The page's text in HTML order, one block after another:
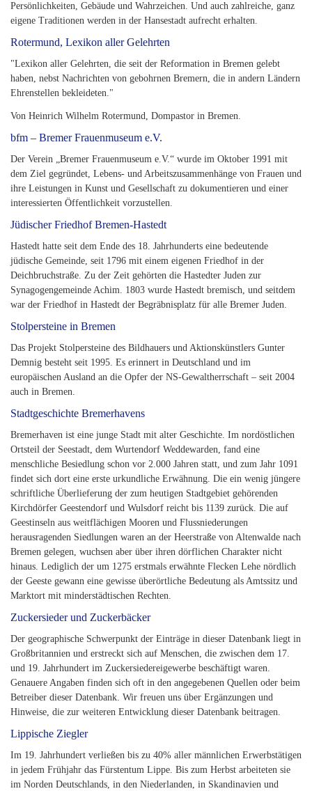
Persönlichkeiten, Gebäude und Wahrzeichen. Und auch zahlreiche, ganz
eigene Traditionen werden in der Hansestadt aufrecht erhalten.
Rotermund, Lexikon aller Gelehrten
"Lexikon aller Gelehrten, die seit der Reformation in Bremen gelebt
haben, nebst Nachrichten von gebohrnen Bremern, die in andern Ländern
Ehrenstellen bekleideten."
Von Heinrich Wilhelm Rotermund, Dompastor in Bremen.
bfm – Bremer Frauenmuseum e.V.
Der Verein „Bremer Frauenmuseum e.V.“ wurde im Oktober 1991 mit
dem Ziel gegründet, Lebens- und Arbeitszusammenhänge von Frauen und
ihre Leistungen in Kunst und Gesellschaft zu dokumentieren und einer
interessierten Öffentlichkeit vorzustellen.
Jüdischer Friedhof Bremen-Hastedt
Hastedt hatte seit dem Ende des 18. Jahrhunderts eine bedeutende
jüdische Gemeinde, seit 1796 mit einem eigenen Friedhof in der
Deichbruchstraße. Zu der Zeit gehörten die Hastedter Juden zur
Synagogengemeinde Achim. 1803 wurde Hastedt bremisch, und seitdem
war der Friedhof in Hastedt der Begräbnisplatz für alle Bremer Juden.
Stolpersteine in Bremen
Das Projekt Stolpersteine des Bildhauers und Aktionskünstlers Gunter
Demnig besteht seit 1995. Es erinnert in Deutschland und im
europäischen Ausland an die Opfer der NS-Gewaltherrschaft – seit 2004
auch in Bremen.
Stadtgeschichte Bremerhavens
Bremerhaven ist eine junge Stadt mit alter Geschichte. Im nordöstlichen
Ortsteil der Seestadt, dem Wurtendorf Weddewarden, fand eine
menschliche Besiedlung schon vor 2.000 Jahren statt, und zum Jahr 1091
findet sich dort eine erste urkundliche Erwähnung. Die ein wenig jüngere
schriftliche Überlieferung der zum heutigen Stadtgebiet gehörenden
Kirchdörfer Geestendorf und Wulsdorf reicht bis 1139 zurück. Die auf
Geestinseln aus weitflächigen Mooren und Flussniederungen
herausragenden Siedlungen waren an der Heerstraße von Altenwalde nach
Bremen gelegen, wuchsen aber über ihren dörflichen Charakter nicht
hinaus. Lediglich der um 1275 erstmals erwähnte Flecken Lehe nördlich
der Geeste gewann eine gewisse überörtliche Bedeutung als Amtssitz und
Marktort mit minderstädtischen Rechten.
Zuckersieder und Zuckerbäcker
Der geographische Schwerpunkt der Einträge in dieser Datenbank liegt in
Großbritannien und erstreckt sich auf Menschen, die zwischen dem 17.
und 19. Jahrhundert im Zuckersiedereigewerbe beschäftigt waren.
Genauere Angaben finden sich oft in den angegebenen Quellen oder beim
Betreiber dieser Datenbank. Wir freuen uns über Ergänzungen und
Hinweise, die zur weiteren Entwicklung dieser Datenbank beitragen.
Lippische Ziegler
Im 19. Jahrhundert verließen bis zu 40% aller männlichen Erwerbstätigen
in jedem Frühjahr das Fürstentum Lippe. Bis zum Herbst arbeiteten sie
im Norden Deutschlands, in den Niederlanden, in Skandinavien und